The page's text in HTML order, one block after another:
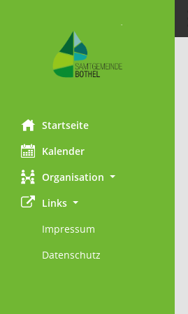
Startseite
Kalender
Organisation
Links
Impressum
Datenschutz